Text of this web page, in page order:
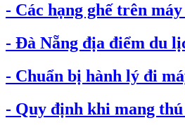
- Các hạng ghế trên
- Đà Nẵng địa điểm du
- Chuẩn bị hành lý đi
- Quy định khi mang